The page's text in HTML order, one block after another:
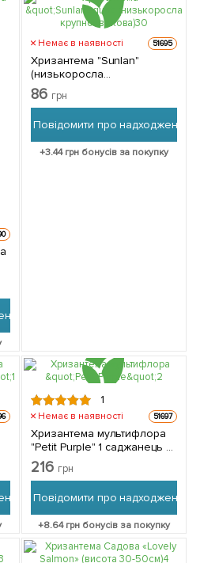
Немає в наявності 51695
Хризантема "Sunlan"
(низькоросла
крупноквіткова) 1
саджанець в упаковці
86 грн
Повідомити про надходження
+3.44грн бонусів за покупку
1
Немає в наявності 51697
Хризантема мультифлора
"Petit Purple" 1 саджанець в
упаковці
216 грн
Повідомити про надходження
+8.64грн бонусів за покупку